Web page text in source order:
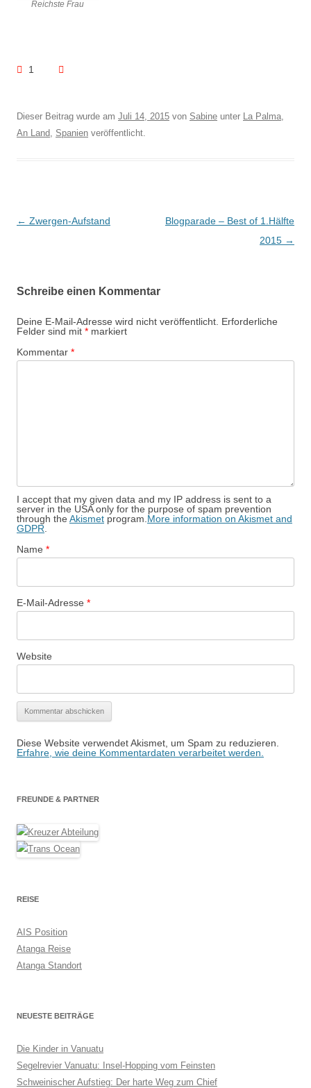
Reichste Frau
1
Dieser Beitrag wurde am Juli 14, 2015 von Sabine unter La Palma
An Land Spanien veröffentlicht.
Beitragsnavigation
← Zwergen-Aufstand
Blogparade – Best of 1.Hälfte
2015 →
Schreibe einen Kommentar
Deine E-Mail-Adresse wird nicht veröffentlicht. Erforderliche
Felder sind mit * markiert
Kommentar *
I accept that my given data and my IP address is sent to a
server in the USA only for the purpose of spam prevention
through the Akismet program. More information on Akismet and
GDPR
Name *
E-Mail-Adresse *
Website
Diese Website verwendet Akismet, um Spam zu reduzieren.
Erfahre, wie deine Kommentardaten verarbeitet werden.
FREUNDE & PARTNER
REISE
AIS Position
Atanga Reise
Atanga Standort
NEUESTE BEITRÄGE
Die Kinder in Vanuatu
Segelrevier Vanuatu: Insel-Hopping vom Feinsten
Schweinischer Aufstieg: Der harte Weg zum Chief